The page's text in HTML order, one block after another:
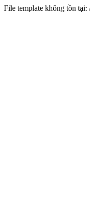
File template không tồn